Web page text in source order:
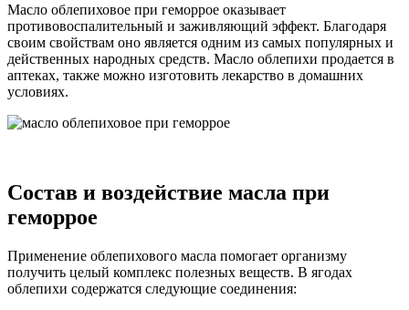
Масло облепиховое при геморрое оказывает
противовоспалительный и заживляющий эффект. Благодаря
своим свойствам оно является одним из самых популярных и
действенных народных средств. Масло облепихи продается в
аптеках, также можно изготовить лекарство в домашних
условиях.
Состав и воздействие масла при
геморрое
Применение облепихового масла помогает организму
получить целый комплекс полезных веществ. В ягодах
облепихи содержатся следующие соединения: